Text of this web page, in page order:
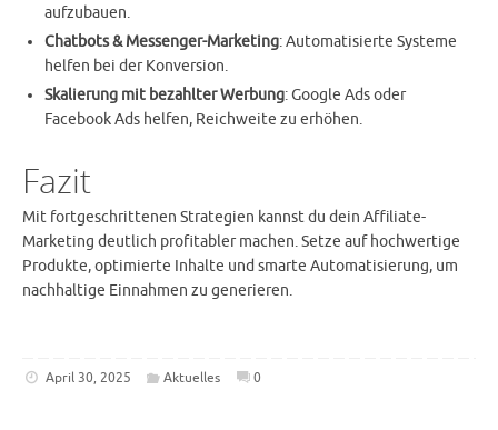
aufzubauen.
Chatbots & Messenger-Marketing: Automatisierte Systeme
helfen bei der Konversion.
Skalierung mit bezahlter Werbung: Google Ads oder
Facebook Ads helfen, Reichweite zu erhöhen.
Fazit
Mit fortgeschrittenen Strategien kannst du dein Affiliate-
Marketing deutlich profitabler machen. Setze auf hochwertige
Produkte, optimierte Inhalte und smarte Automatisierung, um
nachhaltige Einnahmen zu generieren.
April 30, 2025 Aktuelles 0